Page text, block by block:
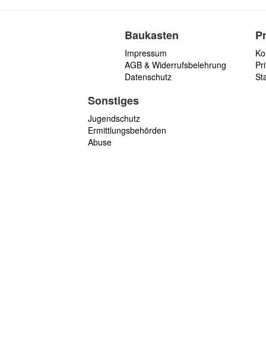
Baukasten
Impressum
AGB & Widerrufsbelehrung
Datenschutz
Sonstiges
Jugendschutz
Ermittlungsbehörden
Abuse